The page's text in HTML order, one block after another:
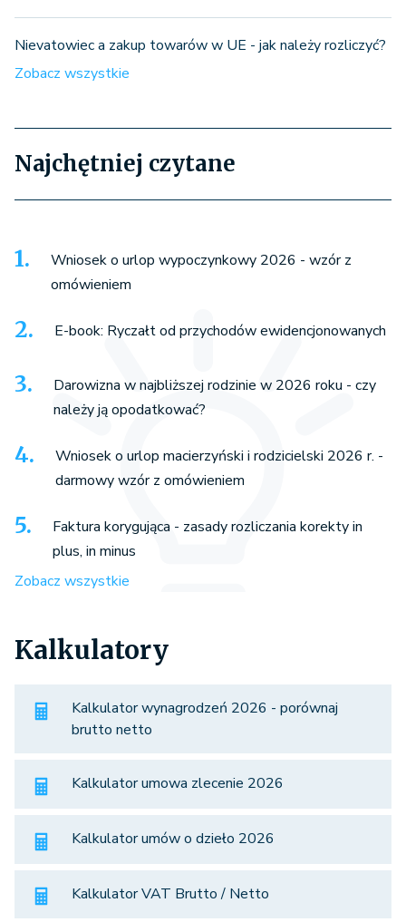
Nievatowiec a zakup towarów w UE - jak należy rozliczyć?
Zobacz wszystkie
Najchętniej czytane
Wniosek o urlop wypoczynkowy 2026 - wzór z
omówieniem
E-book: Ryczałt od przychodów ewidencjonowanych
Darowizna w najbliższej rodzinie w 2026 roku - czy
należy ją opodatkować?
Wniosek o urlop macierzyński i rodzicielski 2026 r. -
darmowy wzór z omówieniem
Faktura korygująca - zasady rozliczania korekty in
plus, in minus
Zobacz wszystkie
Kalkulatory
Kalkulator wynagrodzeń 2026 - porównaj
brutto netto
Kalkulator umowa zlecenie 2026
Kalkulator umów o dzieło 2026
Kalkulator VAT Brutto / Netto